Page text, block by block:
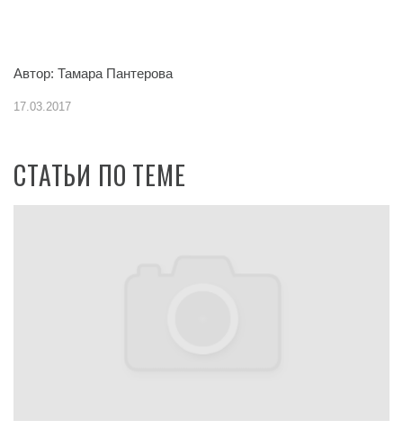
Автор: Тамара Пантерова
17.03.2017
СТАТЬИ ПО ТЕМЕ